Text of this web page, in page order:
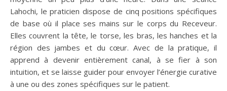
Lahochi, le praticien dispose de cinq positions spécifiques
de base où il place ses mains sur le corps du Receveur.
Elles couvrent la tête, le torse, les bras, les hanches et la
région des jambes et du cœur. Avec de la pratique, il
apprend à devenir entièrement canal, à se fier à son
intuition, et se laisse guider pour envoyer l’énergie curative
à une ou des zones spécifiques sur le patient.